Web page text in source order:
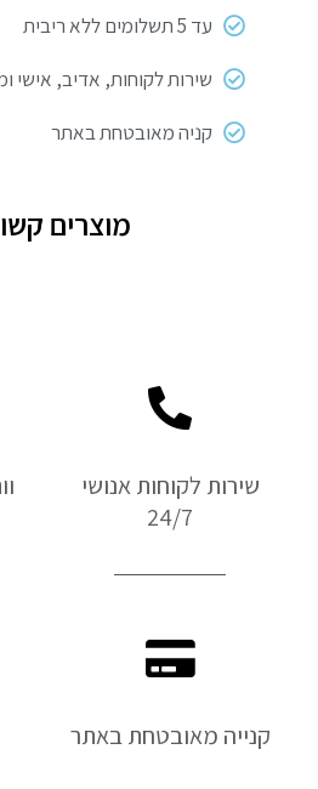
עד 5 תשלומים ללא ריבית
שירות לקוחות, אדיב, אישי
קניה מאובטחת באתר
מוצרים
שירות לקוחות אנושי
24/7
קנייה מאובטחת באתר